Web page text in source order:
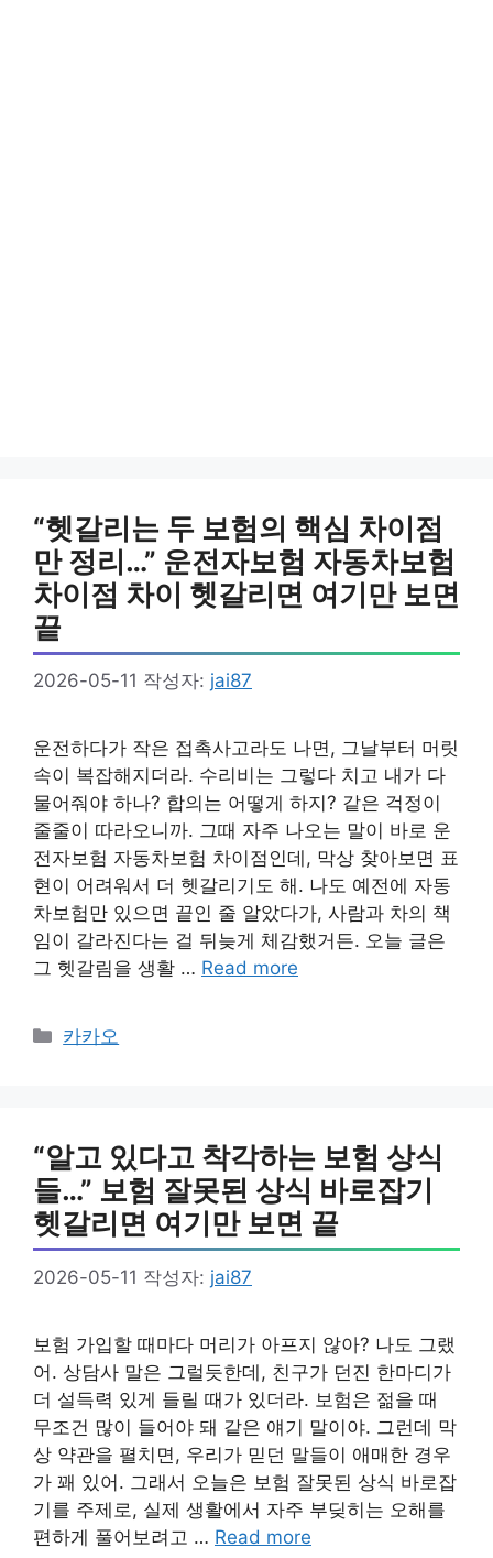
“헷갈리는 두 보험의 핵심 차이점
만 정리…” 운전자보험 자동차보험
차이점 차이 헷갈리면 여기만 보면
끝
2026-05-11 작성자: jai87
운전하다가 작은 접촉사고라도 나면, 그날부터 머릿
속이 복잡해지더라. 수리비는 그렇다 치고 내가 다
물어줘야 하나? 합의는 어떻게 하지? 같은 걱정이
줄줄이 따라오니까. 그때 자주 나오는 말이 바로 운
전자보험 자동차보험 차이점인데, 막상 찾아보면 표
현이 어려워서 더 헷갈리기도 해. 나도 예전에 자동
차보험만 있으면 끝인 줄 알았다가, 사람과 차의 책
임이 갈라진다는 걸 뒤늦게 체감했거든. 오늘 글은
그 헷갈림을 생활 … Read more
카
카카오
“알고 있다고 착각하는 보험 상식
들…” 보험 잘못된 상식 바로잡기
헷갈리면 여기만 보면 끝
2026-05-11 작성자: jai87
보험 가입할 때마다 머리가 아프지 않아? 나도 그랬
어. 상담사 말은 그럴듯한데, 친구가 던진 한마디가
더 설득력 있게 들릴 때가 있더라. 보험은 젊을 때
무조건 많이 들어야 돼 같은 얘기 말이야. 그런데 막
상 약관을 펼치면, 우리가 믿던 말들이 애매한 경우
가 꽤 있어. 그래서 오늘은 보험 잘못된 상식 바로잡
기를 주제로, 실제 생활에서 자주 부딪히는 오해를
편하게 풀어보려고 … Read more